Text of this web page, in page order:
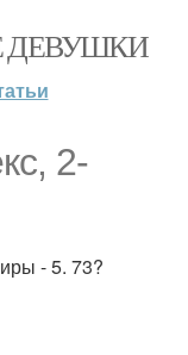
ДЕВУШКИ
2-
- 5. 73?